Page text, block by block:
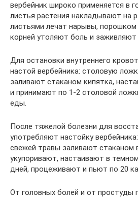
вербейник широко применяется в
листья растения накладывают на
листьями лечат нарывы,
корней утоляют боль и
Для остановки внутреннего
настой вербейника: столовую
заливают стаканом кипятка,
и принимают по 1-2 столовой
еды.
После тяжелой болезни для
употребляют настойку
свежей травы заливают стаканом
укупоривают, настаивают в
дней, процеживают и пьют по 20
От головных болей и от простуды